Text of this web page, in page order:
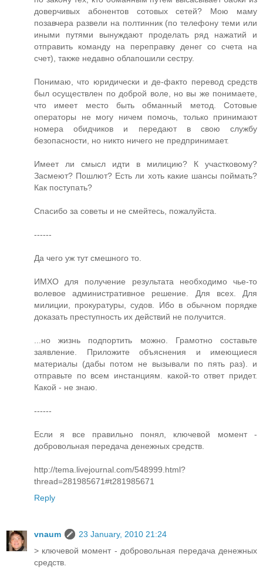
доверчивых абонентов сотовых сетей? Мою маму
позавчера развели на полтинник (по телефону теми или
иными путями вынуждают проделать ряд нажатий и
отправить команду на переправку денег со счета на
счет), также недавно облапошили сестру.
Понимаю, что юридически и де-факто перевод средств
был осуществлен по доброй воле, но вы же понимаете,
что имеет место быть обманный метод. Сотовые
операторы не могу ничем помочь, только принимают
номера обидчиков и передают в свою службу
безопасности, но никто ничего не предпринимает.
Имеет ли смысл идти в милицию? К участковому?
Засмеют? Пошлют? Есть ли хоть какие шансы поймать?
Как поступать?
Спасибо за советы и не смейтесь, пожалуйста.
------
Да чего уж тут смешного то.
ИМХО для получение результата необходимо чье-то
волевое административное решение. Для всех. Для
милиции, прокуратуры, судов. Ибо в обычном порядке
доказать преступность их действий не получится.
...но жизнь подпортить можно. Грамотно составьте
заявление. Приложите объяснения и имеющиеся
материалы (дабы потом не вызывали по пять раз). и
отправьте по всем инстанциям. какой-то ответ придет.
Какой - не знаю.
------
Если я все правильно понял, ключевой момент -
добровольная передача денежных средств.
http://tema.livejournal.com/548999.html?
thread=281985671#t281985671
Reply
vnaum
23 January, 2010 21:24
> ключевой момент - добровольная передача денежных
средств.